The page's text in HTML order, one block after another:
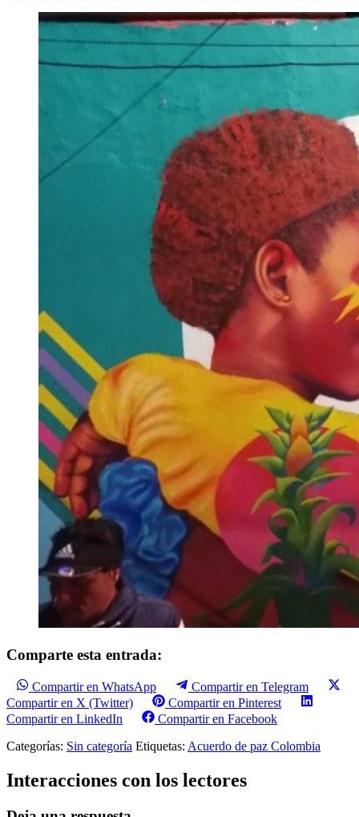
Comparte esta entrada:
Compartir en WhatsApp
Compartir en Telegram
Compartir en X (Twitter)
Compartir en Pinterest
Compartir en LinkedIn
Compartir en Facebook
Categorías: Sin categoría Etiquetas: Acuerdo de paz Colombia
Interacciones con los lectores